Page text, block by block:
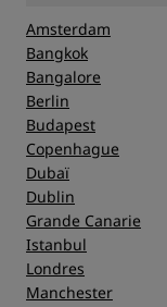
Amsterdam
Bangkok
Bangalore
Berlin
Budapest
Copenhague
Dubaï
Dublin
Grande Canarie
Istanbul
Londres
Manchester